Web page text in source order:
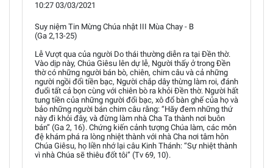
10:27 03/03/2021
Suy niệm Tin Mừng Chúa nhật III Mùa Chay - B
(Ga 2,13-25)
Lễ Vượt qua của người Do thái thường diễn ra tại Đền thờ.
Vào dịp này, Chúa Giêsu lên dự lễ, Người thấy ở trong Ðền
thờ có những người bán bò, chiên, chim câu và cả những
người ngồi đổi tiền bạc, Người chắp dây thừng làm roi, đánh
đuổi tất cả bọn cùng với chiên bò ra khỏi Đền thờ. Người hất
tung tiền của những người đổi bạc, xô đổ bàn ghế của họ và
bảo những người bán chim câu rằng: “Hãy đem những thứ
này đi khỏi đây, và đừng làm nhà Cha Ta thành nơi buôn
bán” (Ga 2, 16). Chứng kiến cảnh tượng Chúa làm, các môn
đệ khám phá ra lòng nhiệt thành với nhà Cha nơi tâm hôn
Chúa Giêsu, họ liền nhớ lại câu Kinh Thánh: “Sự nhiệt thành
vì nhà Chúa sẽ thiêu đốt tôi” (Tv 69, 10).